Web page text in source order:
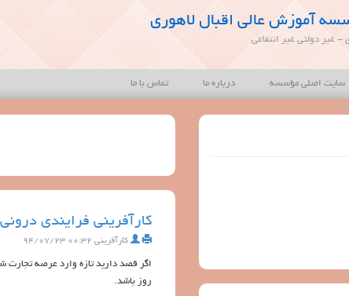
آموزش عالی اقبال لاهوری
غیر دولتی غیر انتفاعی
سایت اصلی مؤسسه درباره ما تماس با ما
كارآفريني فرايندي
کارآفرینی ۰۰:۳۲ ۹۴/۰۷/۲۳
اگر قصد داريد تازه وارد عرصه تجارت
روز باشد.